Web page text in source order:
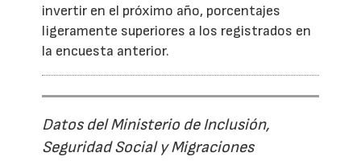
invertir en el próximo año, porcentajes
ligeramente superiores a los registrados en
la encuesta anterior.
Datos del Ministerio de Inclusión,
Seguridad Social y Migraciones